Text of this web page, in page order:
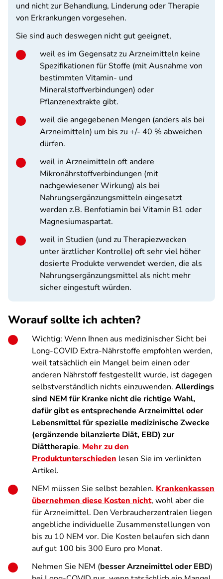
und nicht zur Behandlung, Linderung oder Therapie
von Erkrankungen vorgesehen.
Sie sind auch deswegen nicht gut geeignet,
weil es im Gegensatz zu Arzneimitteln keine
Spezifikationen für Stoffe (mit Ausnahme von
bestimmten Vitamin- und
Mineralstoffverbindungen) oder
Pflanzenextrakte gibt.
weil die angegebenen Mengen (anders als bei
Arzneimitteln) um bis zu +/- 40 % abweichen
dürfen.
weil in Arzneimitteln oft andere
Mikronährstoffverbindungen (mit
nachgewiesener Wirkung) als bei
Nahrungsergänzungsmitteln eingesetzt
werden z.B. Benfotiamin bei Vitamin B1 oder
Magnesiumaspartat.
weil in Studien (und zu Therapiezwecken
unter ärztlicher Kontrolle) oft sehr viel höher
dosierte Produkte verwendet werden, die als
Nahrungsergänzungsmittel als nicht mehr
sicher eingestuft würden.
Worauf sollte ich achten?
Wichtig: Wenn Ihnen aus medizinischer Sicht bei
Long-COVID Extra-Nährstoffe empfohlen werden,
weil tatsächlich ein Mangel beim einen oder
anderen Nährstoff festgestellt wurde, ist dagegen
selbstverständlich nichts einzuwenden. Allerdings
sind NEM für Kranke nicht die richtige Wahl,
dafür gibt es entsprechende Arzneimittel oder
Lebensmittel für spezielle medizinische Zwecke
(ergänzende bilanzierte Diät, EBD) zur
Diättherapie. Mehr zu den
Produktunterschieden lesen Sie im verlinkten
Artikel.
NEM müssen Sie selbst bezahlen. Krankenkassen
übernehmen diese Kosten nicht, wohl aber die
für Arzneimittel. Den Verbraucherzentralen liegen
angebliche individuelle Zusammenstellungen von
bis zu 10 NEM vor. Die Kosten belaufen sich dann
auf gut 100 bis 300 Euro pro Monat.
Nehmen Sie NEM (besser Arzneimittel oder EBD)